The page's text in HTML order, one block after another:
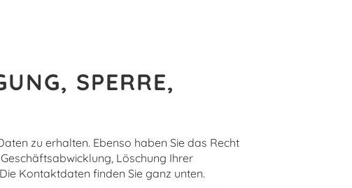
SPERRE,
zu erhalten. Ebenso haben Sie das Recht
Löschung Ihrer
Kontaktdaten finden Sie ganz unten.